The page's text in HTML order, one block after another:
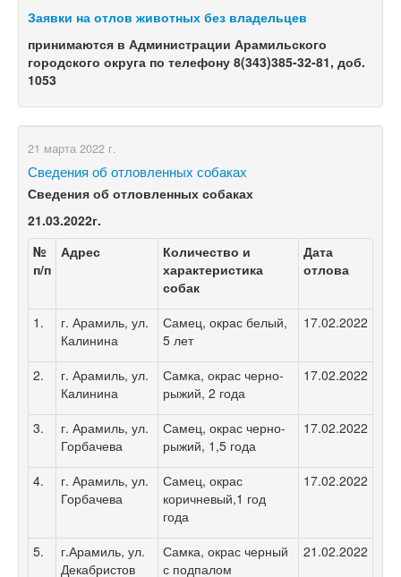
Заявки на отлов животных без владельцев
принимаются в Администрации Арамильского
городского округа по телефону 8(343)385-32-81, доб.
1053
21 марта 2022 г.
Сведения об отловленных собаках
Сведения об отловленных собаках
21.03.2022г.
№
п/п
Адрес
Количество и
характеристика
собак
Дата
отлова
1.
г. Арамиль, ул.
Калинина
Самец, окрас белый,
5 лет
17.02.2022
2.
г. Арамиль, ул.
Калинина
Самка, окрас черно-
рыжий, 2 года
17.02.2022
3.
г. Арамиль, ул.
Горбачева
Самец, окрас черно-
рыжий, 1,5 года
17.02.2022
4.
г. Арамиль, ул.
Горбачева
Самец, окрас
коричневый,1 год
года
17.02.2022
5.
г.Арамиль, ул.
Декабристов
Самка, окрас черный
с подпалом
21.02.2022